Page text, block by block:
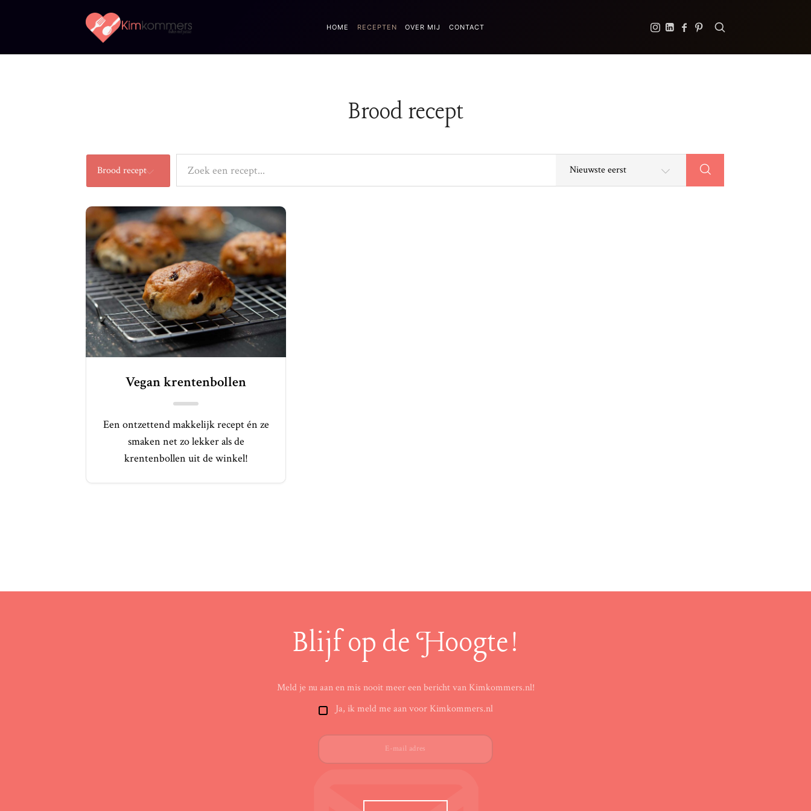
Kimkommers HOME RECEPTEN OVER MIJ CONTACT
Brood recept
Brood recept
Vegan krentenbollen
Een ontzettend makkelijk recept én ze
smaken net zo lekker als de
krentenbollen uit de winkel!
Blijf op de Hoogte!
Meld je nu aan en mis nooit meer een bericht van Kimkommers.nl!
Ja, ik meld me aan voor Kimkommers.nl